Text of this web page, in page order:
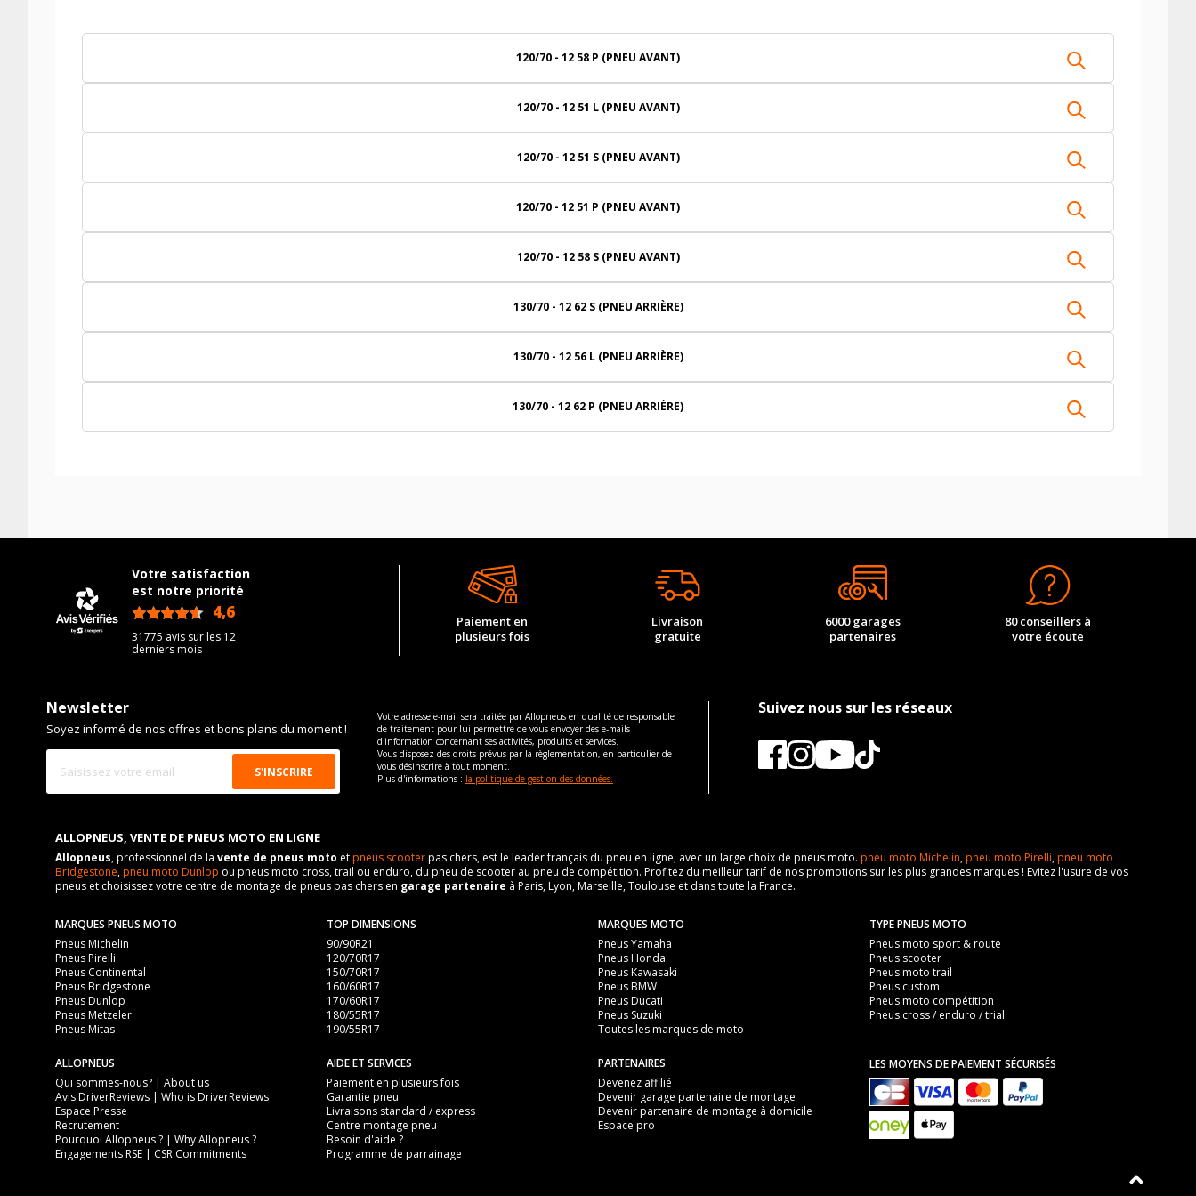
120/70 - 12 58 P (PNEU AVANT)
120/70 - 12 51 L (PNEU AVANT)
120/70 - 12 51 S (PNEU AVANT)
120/70 - 12 51 P (PNEU AVANT)
120/70 - 12 58 S (PNEU AVANT)
130/70 - 12 62 S (PNEU ARRIÈRE)
130/70 - 12 56 L (PNEU ARRIÈRE)
130/70 - 12 62 P (PNEU ARRIÈRE)
Votre satisfaction
est notre priorité
4,6
31775 avis sur les 12
derniers mois
Paiement en
plusieurs fois
Livraison
gratuite
6000 garages
partenaires
80 conseillers à
votre écoute
Newsletter
Soyez informé de nos offres et bons plans du moment !
Votre adresse e-mail sera traitée par Allopneus en qualité de responsable
de traitement pour lui permettre de vous envoyer des e-mails
d'information concernant ses activités, produits et services.
Vous disposez des droits prévus par la règlementation, en particulier de
vous désinscrire à tout moment.
Plus d'informations : la politique de gestion des données.
Suivez nous sur les réseaux
ALLOPNEUS, VENTE DE PNEUS MOTO EN LIGNE
Allopneus, professionnel de la vente de pneus moto etpneus scooterpas chers, est le leader français du pneu en ligne, avec un large choix de pneus moto. pneu moto Michelin,pneu moto Pirelli,pneu moto
Bridgestone,pneu moto Dunlop ou pneus moto cross, trail ou enduro, du pneu de scooter au pneu de compétition. Profitez du meilleur tarif de nos promotions sur les plus grandes marques ! Evitez l'usure de vos
pneus et choisissez votre centre de montage de pneus pas chers en garage partenaire à Paris, Lyon, Marseille, Toulouse et dans toute la France.
MARQUES PNEUS MOTO
Pneus Michelin
Pneus Pirelli
Pneus Continental
Pneus Bridgestone
Pneus Dunlop
Pneus Metzeler
Pneus Mitas
TOP DIMENSIONS
90/90R21
120/70R17
150/70R17
160/60R17
170/60R17
180/55R17
190/55R17
MARQUES MOTO
Pneus Yamaha
Pneus Honda
Pneus Kawasaki
Pneus BMW
Pneus Ducati
Pneus Suzuki
Toutes les marques de moto
TYPE PNEUS MOTO
Pneus moto sport & route
Pneus scooter
Pneus moto trail
Pneus custom
Pneus moto compétition
Pneus cross / enduro / trial
ALLOPNEUS
Qui sommes-nous? | About us
Avis DriverReviews | Who is DriverReviews
Espace Presse
Recrutement
Pourquoi Allopneus ? | Why Allopneus ?
Engagements RSE | CSR Commitments
AIDE ET SERVICES
Paiement en plusieurs fois
Garantie pneu
Livraisons standard / express
Centre montage pneu
Besoin d'aide ?
Programme de parrainage
PARTENAIRES
Devenez affilié
Devenir garage partenaire de montage
Devenir partenaire de montage à domicile
Espace pro
LES MOYENS DE PAIEMENT SÉCURISÉS